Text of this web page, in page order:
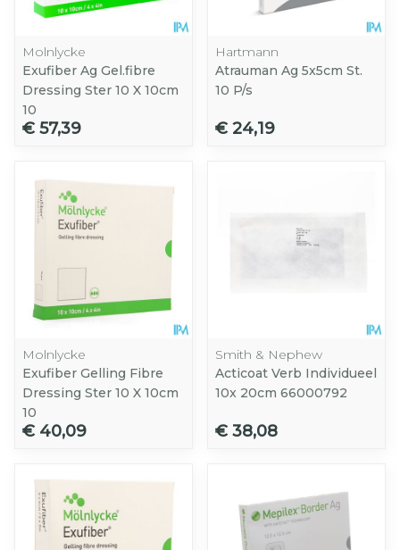
Molnlycke
Exufiber Ag Gel.fibre
Dressing Ster 10 X 10cm
10
€ 57,39
Hartmann
Atrauman Ag 5x5cm St.
10 P/s
€ 24,19
Molnlycke
Exufiber Gelling Fibre
Dressing Ster 10 X 10cm
10
€ 40,09
Smith & Nephew
Acticoat Verb Individueel
10x 20cm 66000792
€ 38,08